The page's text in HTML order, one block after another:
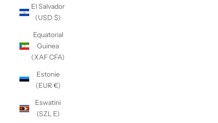
El Salvador
(USD $)
Equatorial
Guinea
(XAF CFA)
Estonie
(EUR €)
Eswatini
(SZL E)